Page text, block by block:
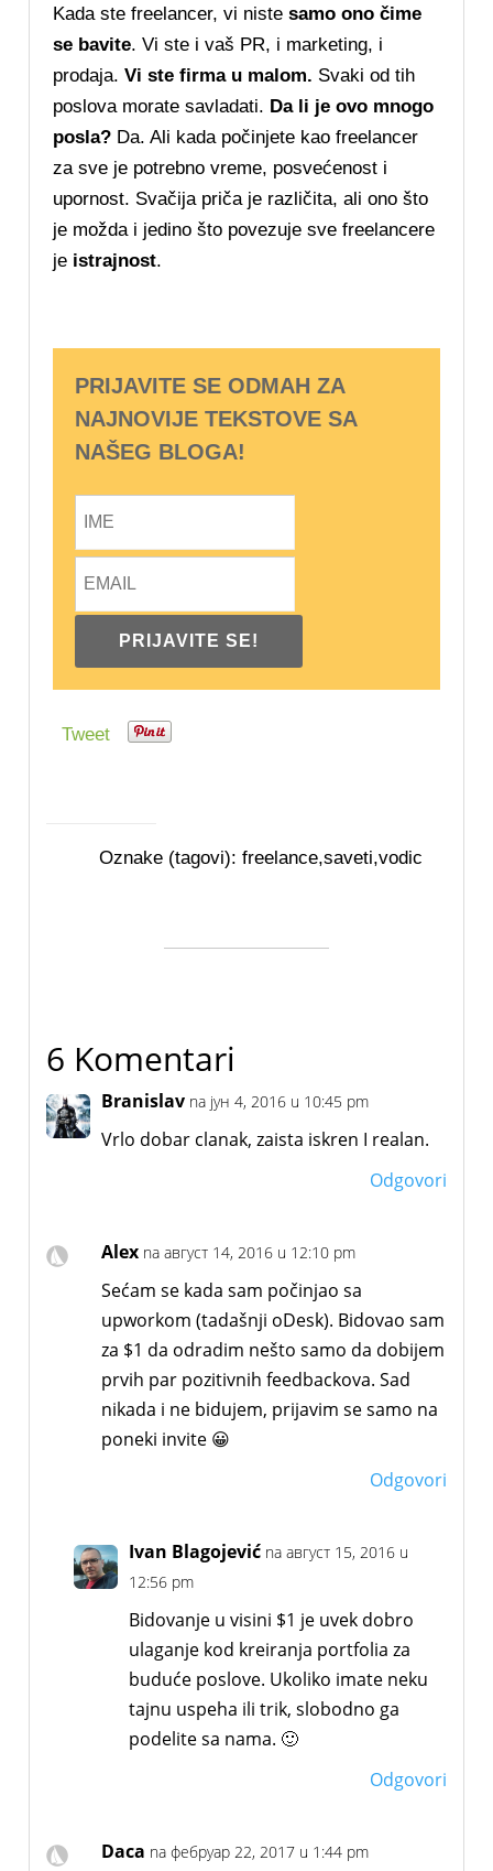
Kada ste freelancer, vi nistesamo ono čime
se bavite. Vi ste i vaš PR, i marketing, i
prodaja. Vi ste firma u malom. Svaki od tih
poslova morate savladati. Da li je ovo mnogo
posla? Da. Ali kada počinjete kao freelancer
za sve je potrebno vreme, posvećenost i
upornost. Svačija priča je različita, ali ono što
je možda i jedino što povezuje sve freelancere
je istrajnost.
PRIJAVITE SE ODMAH ZA
NAJNOVIJE TEKSTOVE SA
NAŠEG BLOGA!
Tweet
Oznake (tagovi): freelance,saveti,vodic
6 Komentari
Branislav na јун 4, 2016 u 10:45 pm
Vrlo dobar clanak, zaista iskren I realan.
Odgovori
Alex na август 14, 2016 u 12:10 pm
Sećam se kada sam počinjao sa
upworkom (tadašnji oDesk). Bidovao sam
za $1 da odradim nešto samo da dobijem
prvih par pozitivnih feedbackova. Sad
nikada i ne bidujem, prijavim se samo na
poneki invite 😀
Odgovori
Ivan Blagojević na август 15, 2016 u
12:56 pm
Bidovanje u visini $1 je uvek dobro
ulaganje kod kreiranja portfolia za
buduće poslove. Ukoliko imate neku
tajnu uspeha ili trik, slobodno ga
podelite sa nama. 🙂
Odgovori
Daca na фебруар 22, 2017 u 1:44 pm